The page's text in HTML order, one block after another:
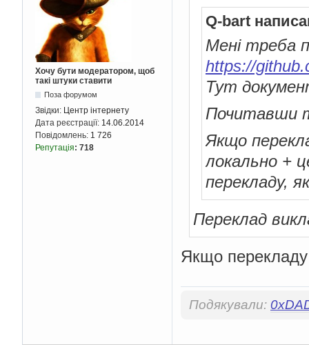
Хочу бути модератором, щоб
такі штуки ставити
Поза форумом
Звідки: Центр інтернету
Дата реєстрації: 14.06.2014
Повідомлень: 1 726
Репутація: 718
Q-bart
Мені треба
https://
Тут
Почитавши
Якщо
локально +
перекладу,
Переклад
Якщо перекладу
Подякували: